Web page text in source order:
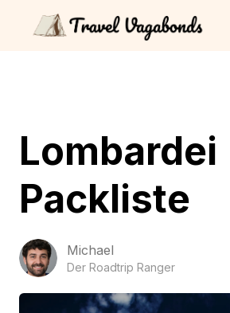
Lombardei
Packliste
Michael
Der Roadtrip Ranger